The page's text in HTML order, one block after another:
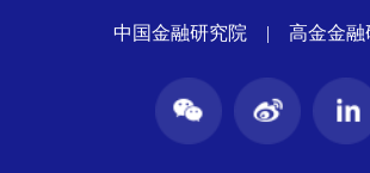
中国金融研究院 | 高金金融